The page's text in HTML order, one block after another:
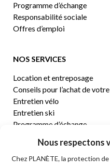
Nous respectons
Chez PLANÈTE, la protection
Programme d’échange
Responsabilité sociale
Offres d’emploi
NOS SERVICES
Location et entreposage
Conseils pour l’achat de
Entretien vélo
Entretien ski
Programme d’échange
CENTRE D’AIDE